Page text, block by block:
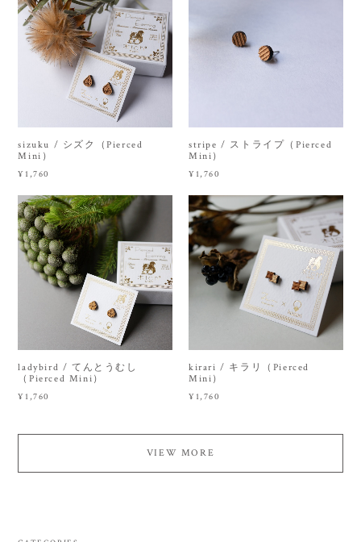
sizuku / シズク（Pierced
Mini）
¥1,760
stripe / ストライプ（Pierced
Mini）
¥1,760
ladybird / てんとうむし
（Pierced Mini）
¥1,760
kirari / キラリ（Pierced
Mini）
¥1,760
VIEW MORE